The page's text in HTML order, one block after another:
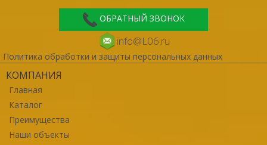
ОБРАТНЫЙ ЗВОНОК
info@L06.ru
Политика обработки и защиты персональных данных
КОМПАНИЯ
Главная
Каталог
Преимущества
Наши объекты